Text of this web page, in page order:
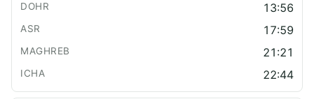
13:56
17:59
21:21
22:44